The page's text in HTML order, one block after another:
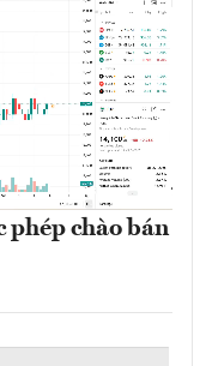
phép chào bán